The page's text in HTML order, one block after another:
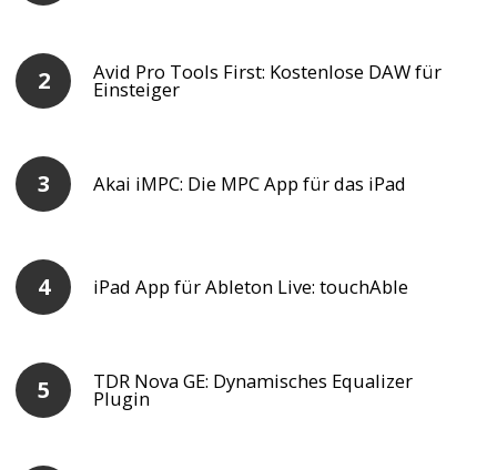
Avid Pro Tools First: Kostenlose DAW für
Einsteiger
Akai iMPC: Die MPC App für das iPad
iPad App für Ableton Live: touchAble
TDR Nova GE: Dynamisches Equalizer
Plugin